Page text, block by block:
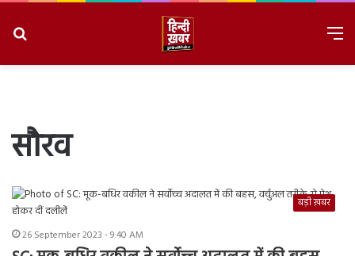
सौरव
बड़ी ख़बर
26 September 2023 - 9:40 AM